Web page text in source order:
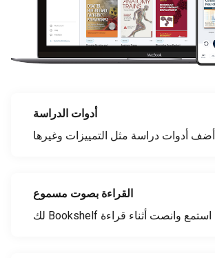
أدوات الدراسة
أضف أدوات دراسة مثل التمييزات وغيرها
القراءة بصوت مسموع
استمع وانصت أثناء قراءة Bookshelf لك